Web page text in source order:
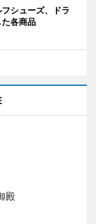
シューズ、ドラ
各商品
殿